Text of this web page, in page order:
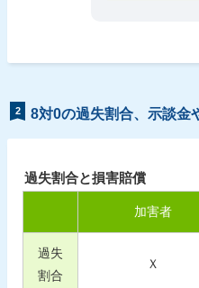
2 8対0の過失割合、示談金
過失割合と損害賠償
加害者
過失
割合
Ｘ